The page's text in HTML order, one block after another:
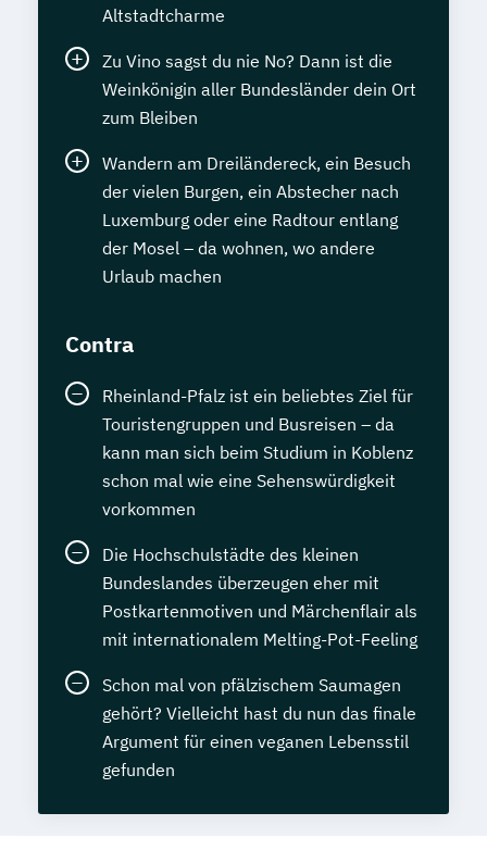
Altstadtcharme
Zu Vino sagst du nie No? Dann ist die
Weinkönigin aller Bundesländer dein Ort
zum Bleiben
Wandern am Dreiländereck, ein Besuch
der vielen Burgen, ein Abstecher nach
Luxemburg oder eine Radtour entlang
der Mosel – da wohnen, wo andere
Urlaub machen
Contra
Rheinland-Pfalz ist ein beliebtes Ziel für
Touristengruppen und Busreisen – da
kann man sich beim Studium in Koblenz
schon mal wie eine Sehenswürdigkeit
vorkommen
Die Hochschulstädte des kleinen
Bundeslandes überzeugen eher mit
Postkartenmotiven und Märchenflair als
mit internationalem Melting-Pot-Feeling
Schon mal von pfälzischem Saumagen
gehört? Vielleicht hast du nun das finale
Argument für einen veganen Lebensstil
gefunden